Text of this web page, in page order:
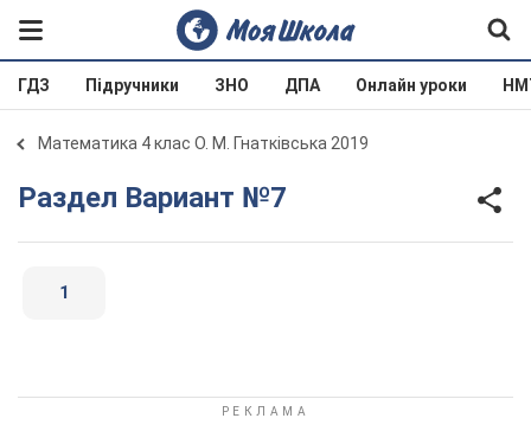
ГДЗ Підручники ЗНО ДПА Онлайн уроки
Математика 4 клас О. М. Гнатківська 2019
Раздел Вариант №7
1